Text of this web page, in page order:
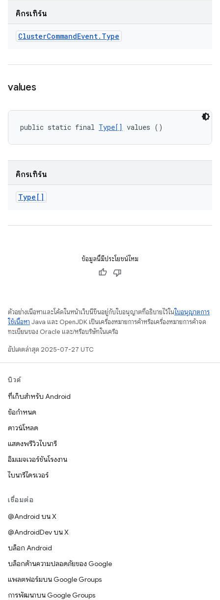
คิกรีเทิร์น
ClusterCommandEvent. Type
values
public static final Type[] values ()
คิกรีเทิร์น
Type[]
ข้อมูลนี้มีประโยชน์ไหม
ตัวอย่างเนื้อหาและโค้ดในหน้าเว็บนี้ขึ้นอยู่กับใบอนุญาตที่อธิบายไว้ในใบอนุญาตการ
ใช้เนื้อหา Java และ OpenJDK เป็นเครื่องหมายการค้าหรือเครื่องหมายการค้าจด
ทะเบียนของ Oracle และ/หรือบริษัทในเครือ
อัปเดตล่าสุด 2025-07-27 UTC
บิวด์
ที่เก็บสำหรับ Android
ข้อกำหนด
ดาวน์โหลด
แสดงพรีวิวไบนารี
อิมเมจเวอร์ชันโรงงาน
ไบนารีไดรเวอร์
เชื่อมต่อ
@Android บน X
@AndroidDev บน X
บล็อก Android
บล็อกด้านความปลอดภัยของ Google
แพลตฟอร์มบน Google Groups
การพัฒนาบน Google Groups